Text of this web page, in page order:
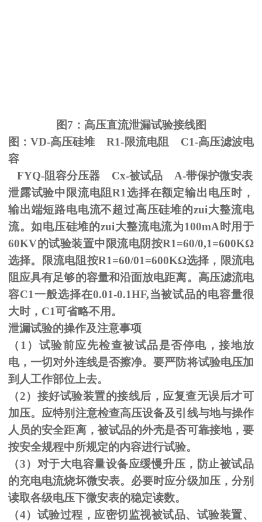
图7 ：高压直流泄漏试验接线图
图：VD-高压硅堆R1-限流电阻 C1-高压滤波电
容
FYQ-阻容分压器 Cx-被试品 A-带保护微安表
泄露试验中限流电阻R1选择在额定输出电压时，
输出端短路电电流不超过高压硅堆的zui大整流电
流。如电压硅堆的zui大整流电流为100mA 时用于
60KV的试验装置中限流电阴按R1=60/0,1=600KΩ
选择。限流电阻按R1=60/01=600KΩ选择，限流电
阻应具有足够的容量和沿面放电距离。高压滤流电
容C1一般选择在0.01-0.1HF,当被试品的电容量很
大时，C1可省略不用。
泄漏试验的操作及注意事项
（1）试验前应先检查被试品是否停电，接地放
电，一切对外连线是否擦净。要严防将试验电压加
到人工作部位上去。
（2）接好试验装置的接线后，应复查无误后才可
加压。应特别注意检查高压设备及引线与地与操作
人员的安全距离，被试品的外壳是否可靠接地，要
按安全规程中所规定的内容进行试验。
（3）对于大电容量设备应缓慢升压，防止被试品
的充电电流烧坏微安表。必要时应分级加压，分别
读取各级电压下微安表的稳定读数。
（4）试验过程，应密切监视被试品、试验装置、